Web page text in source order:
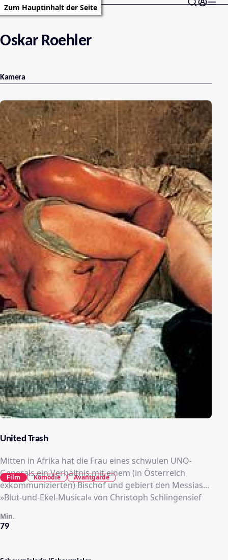
Zum Hauptinhalt der Seite
Oskar Roehler
Kamera
United Trash
Mitten in Afrika hat die Frau eines schwulen UNO-
Generals ein Verhältnis mit einem (in Österreich
exkommunizierten) Bischof und gebiert den Messias...
»Blut-und-Ekel-Musical« von Christoph Schlingensief
79
Min.
Film Komödie Avantgarde